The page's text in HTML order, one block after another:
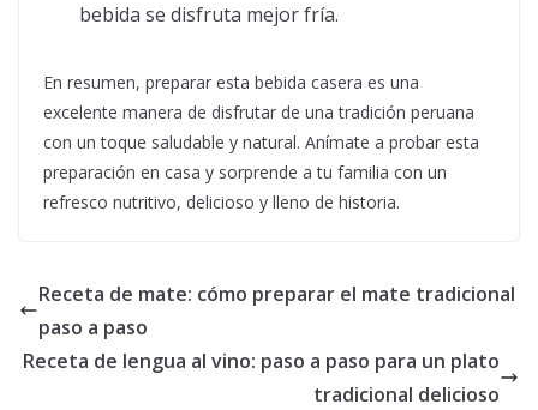
bebida se disfruta mejor fría.
En resumen, preparar esta bebida casera es una
excelente manera de disfrutar de una tradición peruana
con un toque saludable y natural. Anímate a probar esta
preparación en casa y sorprende a tu familia con un
refresco nutritivo, delicioso y lleno de historia.
Receta de mate: cómo preparar el mate tradicional
paso a paso
Receta de lengua al vino: paso a paso para un plato
tradicional delicioso